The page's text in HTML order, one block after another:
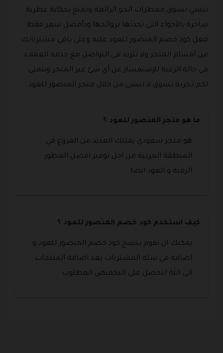
تنسي تسوق معطرات الجو الرائعة وتمتع بحكاية عطرية
ساحرة بالأجواء التى تحدثها بروائحها وبأفضل سعر فقط
فعل كود خصم المنصور للعود عليه وعلى باقي مشترياتك
من أقسام المتجر ولا تتردد في التواصل مع خدمة العملاء
في حالة الرغبة للإستفسار عن أي شئ عبر المتجر ونتمنى
لكم تجربة تسوق لا تنسى من خلال متجر المنصور للعود.
ما هو متجر المنصور للعود ؟
هو متجر سعودي يمتلك العديد من الفروع في
المنطقة العربية من اجل توفير افضل العطور
الرقية و العود ايضا
كيف استخدم كود خصم المنصور للعود ؟
يمكنك ان تقوم بنسخ كود خصم المنصور للعود و
اضافة في سلة المشتريات بعد اضافة المنتجات
الى اللة لتحصل على التخفيض المطلوب